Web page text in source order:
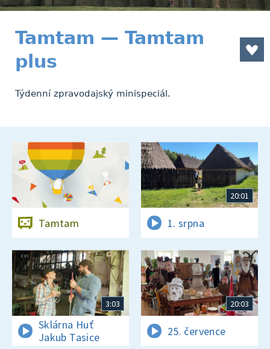
Tamtam — Tamtam
plus
Týdenní zpravodajský minispeciál.
Tamtam
20:01
1. srpna
3:03
Sklárna Huť
Jakub Tasice
20:03
25. července